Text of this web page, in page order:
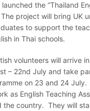
the “Thailand
project will bring UK
to support the
in Thai schools.
volunteers will arrive
– 22nd July and take
on 23 and 24
as English Teaching
the country. They will